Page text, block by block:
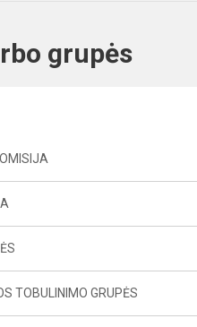
grupės
TOBULINIMO GRUPĖS